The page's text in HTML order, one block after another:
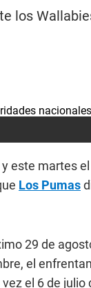
los
este martes
Los Pumas
29 de
el
el 6 de